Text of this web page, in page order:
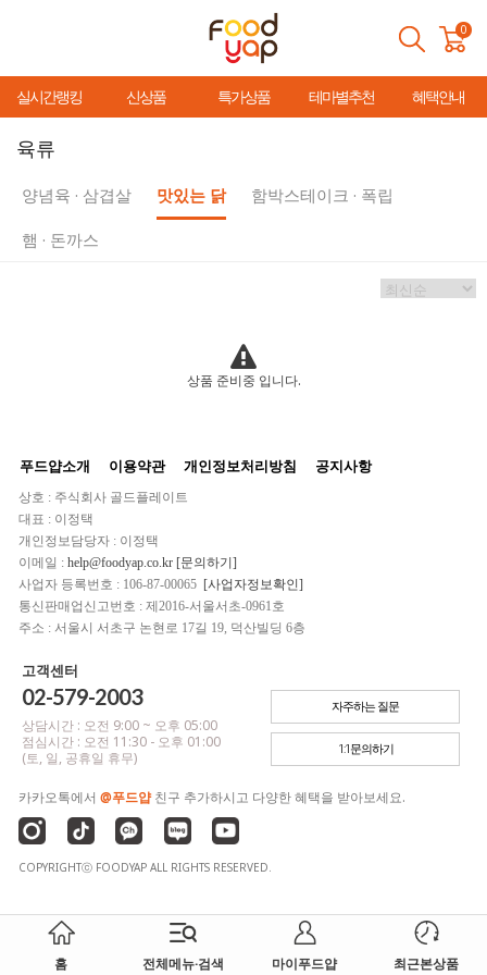
홈 전체메뉴·검색 마이푸드얍 최근본상품
0
실시간랭킹 신상품 특가상품 테마별추천 혜택안내
육류
양념육 · 삼겹살 맛있는 닭 함박스테이크 · 폭립
햄 · 돈까스
상품 준비중 입니다.
푸드얍소개 이용약관 개인정보처리방침 공지사항
상호 : 주식회사 골드플레이트
대표 : 이정택
개인정보담당자 : 이정택
이메일 : help@foodyap.co.kr [문의하기]
사업자 등록번호 : 106-87-00065 [사업자정보확인]
통신판매업신고번호 : 제2016-서울서초-0961호
주소 : 서울시 서초구 논현로 17길 19, 덕산빌딩 6층
고객센터
02-579-2003
상담시간 : 오전 9:00 ~ 오후 05:00
점심시간 : 오전 11:30 - 오후 01:00
(토, 일, 공휴일 휴무)
자주하는 질문
1:1문의하기
카카오톡에서 @푸드얍친구 추가하시고 다양한 혜택을 받아보세요.
COPYRIGHTⓒ FOODYAP ALL RIGHTS RESERVED.